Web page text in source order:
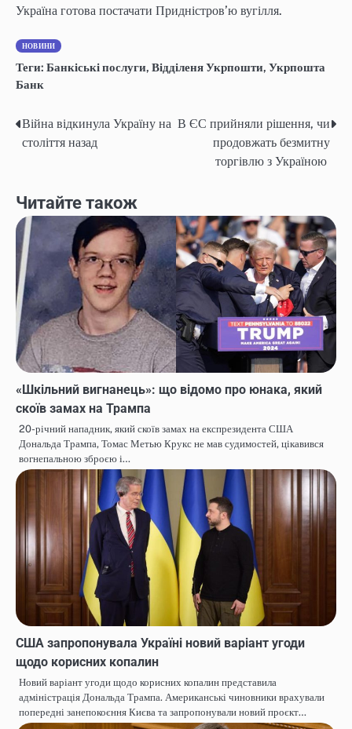
Україна готова постачати Придністров’ю вугілля.
НОВИНИ
Теги: Банкіські послуги, Відділеня Укрпошти, Укрпошта
Банк
Навігація
Війна відкинула Україну на
століття назад
В ЄС прийняли рішення, чи
продовжать безмитну
торгівлю з Україною
Читайте також
«Шкільний вигнанець»: що відомо про юнака, який
скоїв замах на Трампа
20-річний нападник, який скоїв замах на експрезидента США
Дональда Трампа, Томас Метью Крукс не мав судимостей, цікавився
вогнепальною зброєю і…
США запропонувала Україні новий варіант угоди
щодо корисних копалин
Новий варіант угоди щодо корисних копалин представила
адміністрація Дональда Трампа. Американські чиновники врахували
попередні занепокоєння Києва та запропонували новий проєкт…